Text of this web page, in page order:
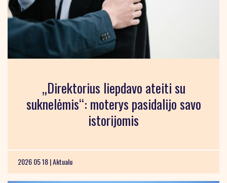
„Direktorius liepdavo ateiti su
suknelėmis“: moterys pasidalijo savo
istorijomis
2026 05 18 |Aktualu